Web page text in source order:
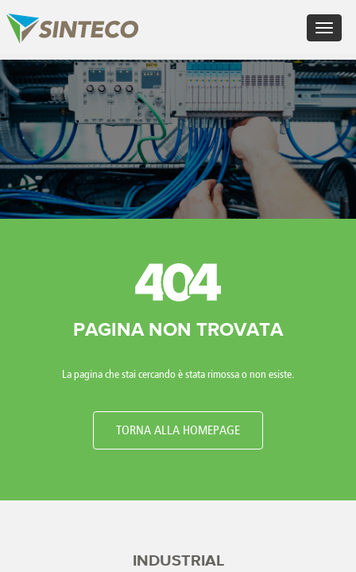
Toggle
×
ES - Español
PT - Português (PT)
RU - Русский
PL - Język polski
ZH - 汉语
JA - 日本語
TR - Türkçe
AE - اللغة العربية
PAGINA NON TROVATA
La pagina che stai cercando è stata rimossa o non esiste.
TORNA ALLA HOMEPAGE
INDUSTRIAL